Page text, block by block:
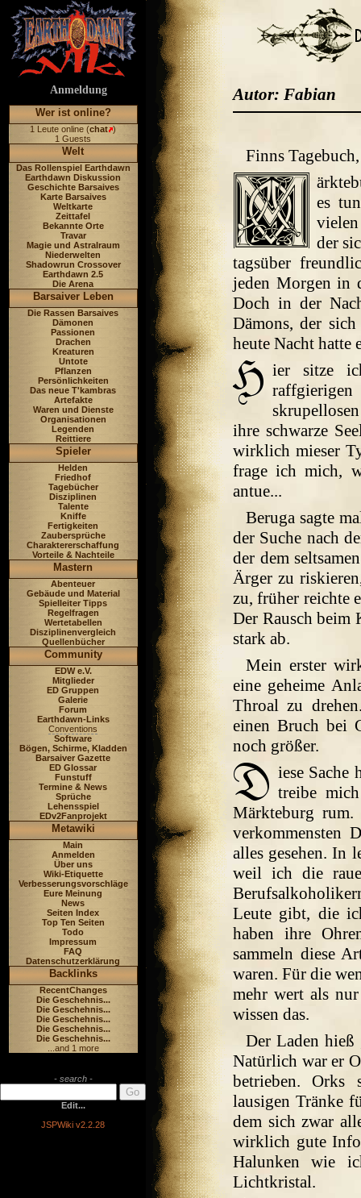
Anmeldung
Wer ist online?
1 Leute online (chat )
1 Guests
Welt
Das Rollenspiel Earthdawn
Earthdawn Diskussion
Geschichte Barsaives
Karte Barsaives
Weltkarte
Zeittafel
Bekannte Orte
Travar
Magie und Astralraum
Niederwelten
Shadowrun Crossover
Earthdawn 2.5
Die Arena
Barsaiver Leben
Die Rassen Barsaives
Dämonen
Passionen
Drachen
Kreaturen
Untote
Pflanzen
Persönlichkeiten
Das neue T'kambras
Artefakte
Waren und Dienste
Organisationen
Legenden
Reittiere
Spieler
Helden
Friedhof
Tagebücher
Disziplinen
Talente
Kniffe
Fertigkeiten
Zaubersprüche
Charaktererschaffung
Vorteile & Nachteile
Mastern
Abenteuer
Gebäude und Material
Spielleiter Tipps
Regelfragen
Wertetabellen
Disziplinenvergleich
Quellenbücher
Community
EDW e.V.
Mitglieder
ED Gruppen
Galerie
Forum
Earthdawn-Links
Conventions
Software
Bögen, Schirme, Kladden
Barsaiver Gazette
ED Glossar
Funstuff
Termine & News
Sprüche
Lehensspiel
EDv2Fanprojekt
Metawiki
Main
Anmelden
Über uns
Wiki-Etiquette
Verbesserungsvorschläge
Eure Meinung
News
Seiten Index
Top Ten Seiten
Todo
Impressum
FAQ
Datenschutzerklärung
Backlinks
RecentChanges
Die Geschehnis...
Die Geschehnis...
Die Geschehnis...
Die Geschehnis...
Die Geschehnis...
...and 1 more
- search -
Edit...
JSPWiki v2.2.28
Autor: Fabian
Finns
es
der
tagsüber
jeden Morgen in
Doch in der
Dämons, der
heute Nacht hatte
ier sitze
ihre schwarze
wirklich mieser
frage ich mich,
antue...
Beruga sagte
der Suche nach
der dem
Ärger zu
zu, früher reichte
Der Rausch beim
stark ab.
Mein erster
eine geheime
Throal zu
einen Bruch bei
noch größer.
iese Sache
treibe
Märkteburg
verkommensten
alles gesehen. In
weil ich die
Leute gibt, die
haben ihre
sammeln diese
waren. Für die
mehr wert als
wissen das.
Der Laden
Natürlich war er
betrieben. Orks
lausigen Tränke
dem sich zwar
wirklich gute
Halunken wie
Lichtkristal.